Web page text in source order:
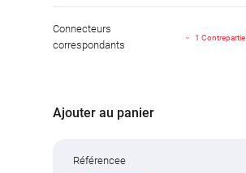
Connecteurs
correspondants
1 Contrepartie
Ajouter au panier
Référencee